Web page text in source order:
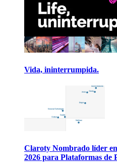
Vida, ininterrumpida.
Claroty Nombrado líder
2026 para Plataformas de